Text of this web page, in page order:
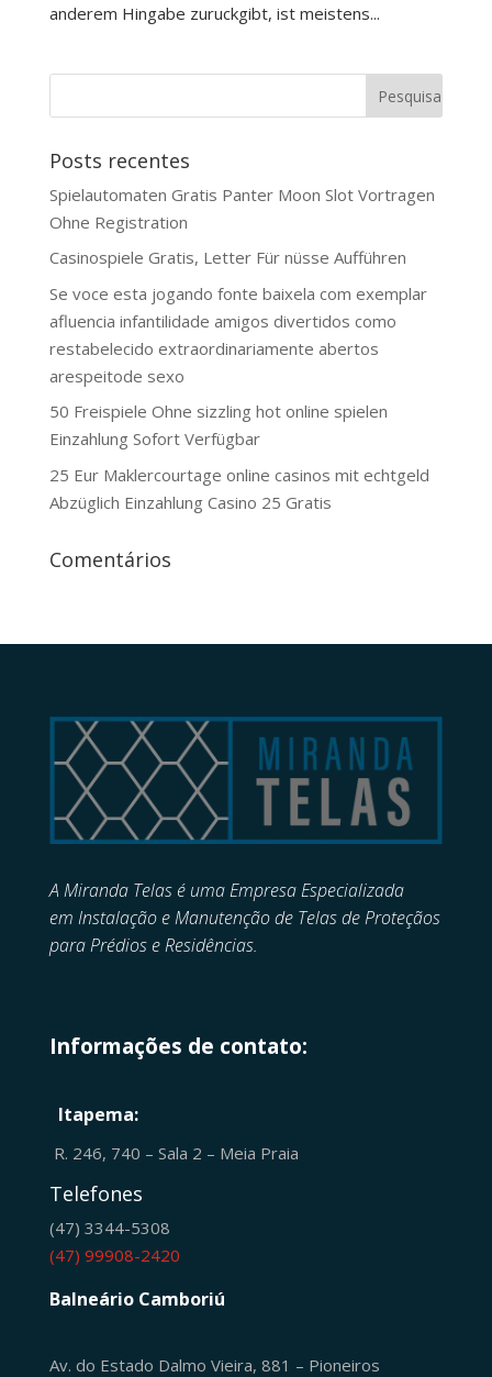
anderem Hingabe zuruckgibt, ist meistens...
Posts recentes
Spielautomaten Gratis Panter Moon Slot Vortragen
Ohne Registration
Casinospiele Gratis, Letter Für nüsse Aufführen
Se voce esta jogando fonte baixela com exemplar
afluencia infantilidade amigos divertidos como
restabelecido extraordinariamente abertos
arespeitode sexo
50 Freispiele Ohne sizzling hot online spielen
Einzahlung Sofort Verfügbar
25 Eur Maklercourtage online casinos mit echtgeld
Abzüglich Einzahlung Casino 25 Gratis
Comentários
A Miranda Telas é uma Empresa Especializada
em Instalação e Manutenção de Telas de Proteçãos
para Prédios e Residências.
Informações de contato:
Itapema:
R. 246, 740 – Sala 2 – Meia Praia
Telefones
(47) 3344-5308
(47) 99908-2420
Balneário Camboriú
Av. do Estado Dalmo Vieira, 881 – Pioneiros